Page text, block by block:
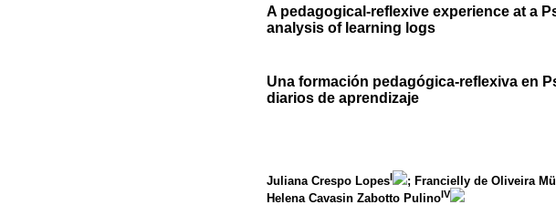
A pedagogical-reflexive experience at a
analysis of learning logs
Una formación pedagógica-reflexiva en
diarios de aprendizaje
Juliana Crespo LopesI ; Francielly de Oliveira
Helena Cavasin Zabotto PulinoIV